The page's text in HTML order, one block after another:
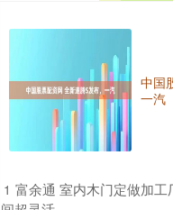
中国
一汽
1 富余通 室内木门定做加